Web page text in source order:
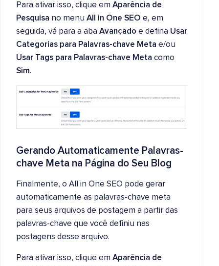
Para ativar isso, clique em Aparência de
Pesquisa no menu All in One SEO e, em
seguida, vá para a aba Avançado e defina Usar
Categorias para Palavras-chave Meta e/ou
Usar Tags para Palavras-chave Meta como
Sim.
Gerando Automaticamente Palavras-
chave Meta na Página do Seu Blog
Finalmente, o All in One SEO pode gerar
automaticamente as palavras-chave meta
para seus arquivos de postagem a partir das
palavras-chave que você definiu nas
postagens desse arquivo.
Para ativar isso, clique em Aparência de